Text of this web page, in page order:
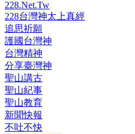
228.Net.Tw
228台灣神太上真經
追思祈願
護國台灣神
台灣精神
分享臺灣神
聖山講古
聖山紀事
聖山教育
新聞快報
不吐不快